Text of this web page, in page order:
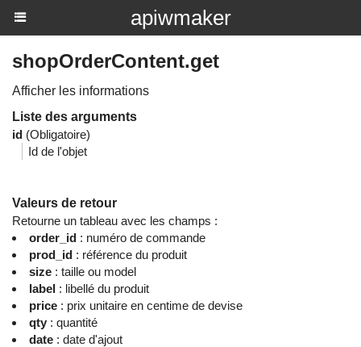
apiwmaker
shopOrderContent.get
Afficher les informations
Liste des arguments
id (Obligatoire)
Id de l'objet
Valeurs de retour
Retourne un tableau avec les champs :
order_id : numéro de commande
prod_id : référence du produit
size : taille ou model
label : libellé du produit
price : prix unitaire en centime de devise
qty : quantité
date : date d'ajout